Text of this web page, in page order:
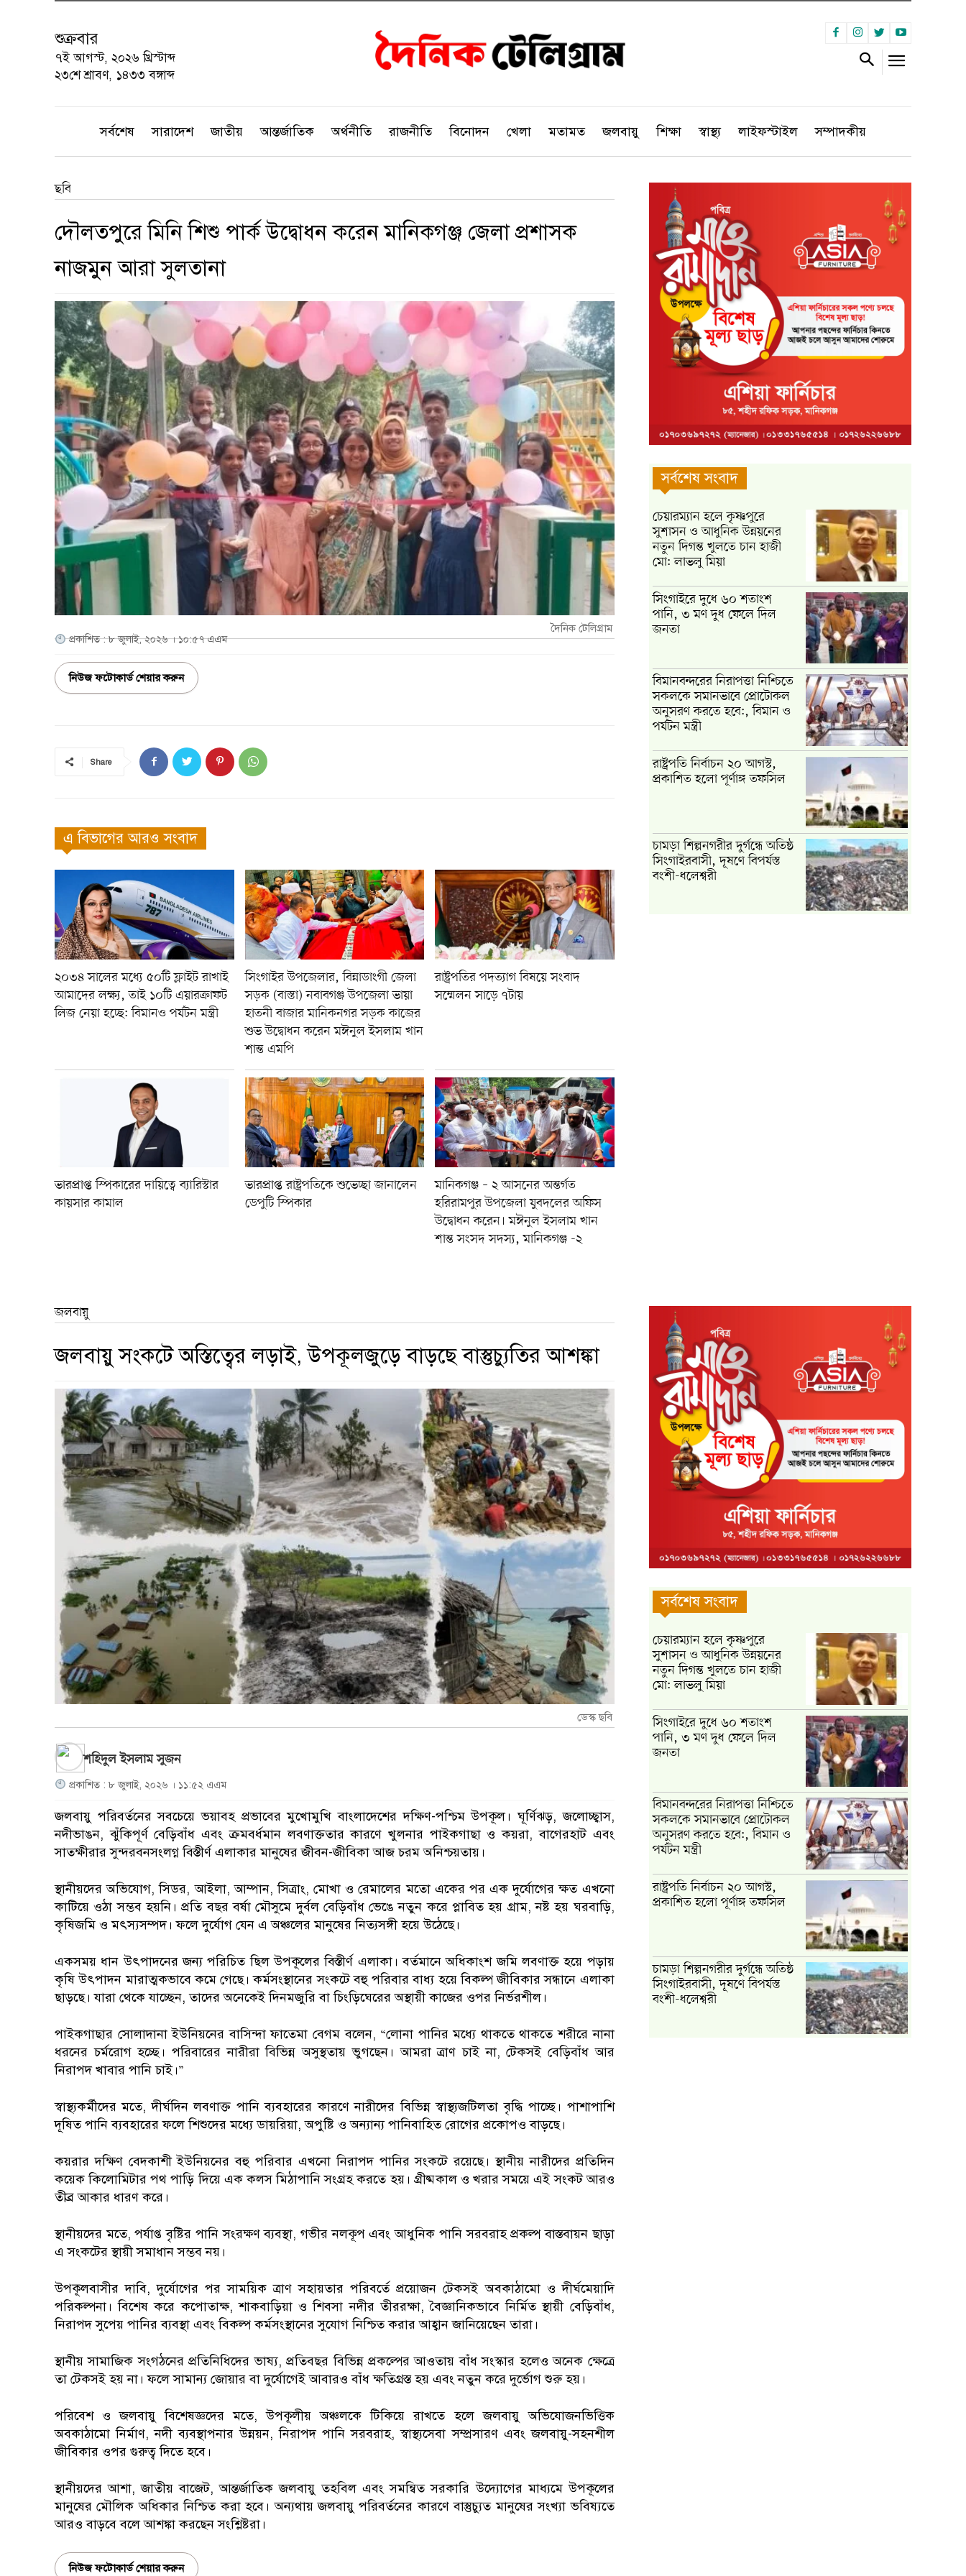
শুক্রবার
৭ই আগস্ট, ২০২৬ খ্রিস্টাব্দ
২৩শে শ্রাবণ, ১৪৩৩ বঙ্গাব্দ
সর্বশেষ সারাদেশ জাতীয় আন্তর্জাতিক অর্থনীতি রাজনীতি বিনোদন খেলা মতামত জলবায়ু শিক্ষা স্বাস্থ্য লাইফস্টাইল সম্পাদকীয়
ছবি
দৌলতপুরে মিনি শিশু পার্ক উদ্বোধন করেন মানিকগঞ্জ জেলা প্রশাসক
নাজমুন আরা সুলতানা
দৈনিক টেলিগ্রাম
প্রকাশিত : ৮ জুলাই, ২০২৬ । ১০:৫৭ এএম
নিউজ ফটোকার্ড শেয়ার করুন
Share
এ বিভাগের আরও সংবাদ
২০৩৪ সালের মধ্যে ৫০টি ফ্লাইট রাখাই
আমাদের লক্ষ্য, তাই ১০টি এয়ারক্রাফট
লিজ নেয়া হচ্ছে: বিমানও পর্যটন মন্ত্রী
সিংগাইর উপজেলার, বিন্নাডাংগী জেলা
সড়ক (বাস্তা) নবাবগঞ্জ উপজেলা ভায়া
হাতনী বাজার মানিকনগর সড়ক কাজের
শুভ উদ্বোধন করেন মঈনুল ইসলাম খান
শান্ত এমপি
রাষ্ট্রপতির পদত্যাগ বিষয়ে সংবাদ
সম্মেলন সাড়ে ৭টায়
ভারপ্রাপ্ত স্পিকারের দায়িত্বে ব্যারিস্টার
কায়সার কামাল
ভারপ্রাপ্ত রাষ্ট্রপতিকে শুভেচ্ছা জানালেন
ডেপুটি স্পিকার
মানিকগঞ্জ – ২ আসনের অন্তর্গত
হরিরামপুর উপজেলা যুবদলের অফিস
উদ্বোধন করেন। মঈনুল ইসলাম খান
শান্ত সংসদ সদস্য, মানিকগঞ্জ -২
সর্বশেষ সংবাদ
চেয়ারম্যান হলে কৃষ্ণপুরে
সুশাসন ও আধুনিক উন্নয়নের
নতুন দিগন্ত খুলতে চান হাজী
মো: লাভলু মিয়া
সিংগাইরে দুধে ৬০ শতাংশ
পানি, ৩ মণ দুধ ফেলে দিল
জনতা
বিমানবন্দরের নিরাপত্তা নিশ্চিতে
সকলকে সমানভাবে প্রোটোকল
অনুসরণ করতে হবে:, বিমান ও
পর্যটন মন্ত্রী
রাষ্ট্রপতি নির্বাচন ২০ আগস্ট,
প্রকাশিত হলো পূর্ণাঙ্গ তফসিল
চামড়া শিল্পনগরীর দুর্গন্ধে অতিষ্ঠ
সিংগাইরবাসী, দূষণে বিপর্যস্ত
বংশী-ধলেশ্বরী